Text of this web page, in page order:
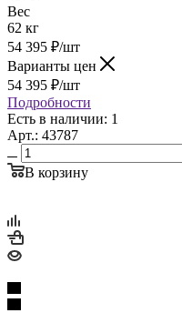
Вес
62 кг
54 395 ₽/шт
Варианты цен
54 395 ₽/шт
Подробности
Есть в наличии: 1
Арт.: 43787
В корзину